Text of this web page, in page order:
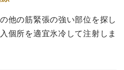
他の筋緊張の強い部位を探し
個所を適宜氷冷して注射しま